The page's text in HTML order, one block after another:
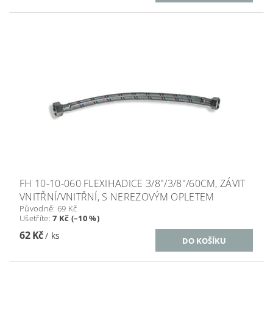
FH 10-10-060 FLEXIHADICE 3/8"/3/8"/60CM, ZÁVIT
VNITŘNÍ/VNITŘNÍ, S NEREZOVÝM OPLETEM
Původně: 69 Kč
Ušetříte:7 Kč (–10 %)
62 Kč/ ks